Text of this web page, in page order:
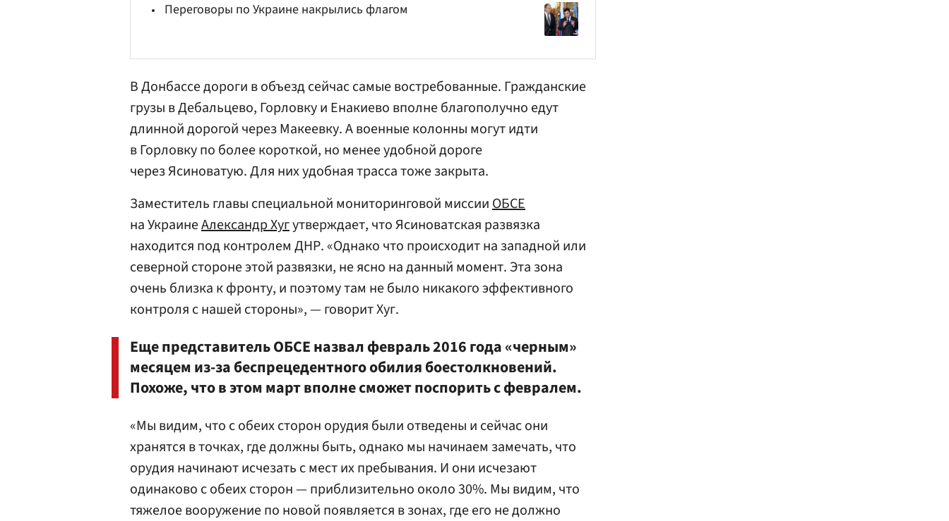
Переговоры по Украине накрылись флагом
В Донбассе дороги в объезд сейчас самые востребованные. Гражданские
грузы в Дебальцево, Горловку и Енакиево вполне благополучно едут
длинной дорогой через Макеевку. А военные колонны могут идти
в Горловку по более короткой, но менее удобной дороге
через Ясиноватую. Для них удобная трасса тоже закрыта.
Заместитель главы специальной мониторинговой миссииОБСЕ
на УкраинеАлександр Хугутверждает, что Ясиноватская развязка
находится под контролем ДНР. «Однако что происходит на западной или
северной стороне этой развязки, не ясно на данный момент. Эта зона
очень близка к фронту, и поэтому там не было никакого эффективного
контроля с нашей стороны», — говорит Хуг.
Еще представитель ОБСЕ назвал февраль 2016 года «черным»
месяцем из-за беспрецедентного обилия боестолкновений.
Похоже, что в этом март вполне сможет поспорить с февралем.
«Мы видим, что с обеих сторон орудия были отведены и сейчас они
хранятся в точках, где должны быть, однако мы начинаем замечать, что
орудия начинают исчезать с мест их пребывания. И они исчезают
одинаково с обеих сторон — приблизительно около 30%. Мы видим, что
тяжелое вооружение по новой появляется в зонах, где его не должно